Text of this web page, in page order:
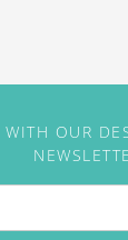
WITH OUR